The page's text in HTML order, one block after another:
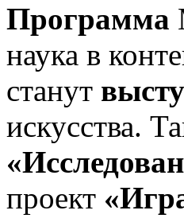
Программа
наука в
станут
искусства.
проект